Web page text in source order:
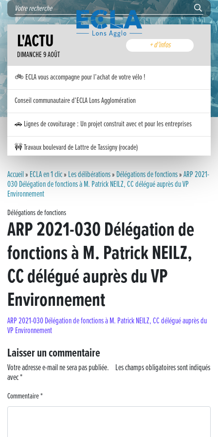
L'ACTU
DIMANCHE 9 AOÛT
+ d'infos
🚲 ECLA vous accompagne pour l’achat de votre vélo !
Conseil communautaire d’ECLA Lons Agglomération
🚗 Lignes de covoiturage : Un projet construit avec et pour les entreprises
🚧 Travaux boulevard de Lattre de Tassigny (rocade)
Inauguration nouvelle station d’épuration (STEP) de Trenal
Festival des solutions écologiques 2026
Meilleurs voeux 2026
« France, une histoire d’amour », l’avant-première au Cinéma 4C !
Journée nationale de la Résistance
Cyclosportive de La Vache qui rit : édition 2025
Musique dans la rue !
Retour sur la 5e édition du Tournoi Foot Civisme
Carton plein pour la Jog’in Music
Accueil» ECLA en 1 clic» Les délibérations» Délégations de fonctions»ARP 2021-
030 Délégation de fonctions à M. Patrick NEILZ, CC délégué auprès du VP
Environnement
Délégations de fonctions
ARP 2021-030 Délégation de
fonctions à M. Patrick NEILZ,
CC délégué auprès du VP
Environnement
ARP 2021-030 Délégation de fonctions à M. Patrick NEILZ, CC délégué auprès du
VP Environnement
Laisser un commentaire
Votre adresse e-mail ne sera pas publiée.
Les champs obligatoires sont indiqués
avec*
Commentaire*